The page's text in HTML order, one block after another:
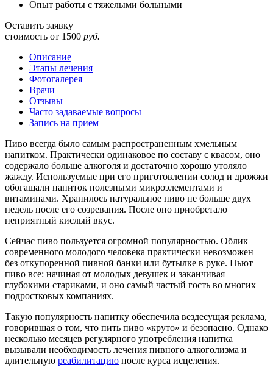
Опыт работы с тяжелыми больными
Оставить заявку
стоимость от 1500 руб.
Описание
Этапы лечения
Фотогалерея
Врачи
Отзывы
Часто задаваемые вопросы
Запись на прием
Пиво всегда было самым распространенным хмельным
напитком. Практически одинаковое по составу с квасом, оно
содержало больше алкоголя и достаточно хорошо утоляло
жажду. Используемые при его приготовлении солод и дрожжи
обогащали напиток полезными микроэлементами и
витаминами. Хранилось натуральное пиво не больше двух
недель после его созревания. После оно приобретало
неприятный кислый вкус.
Сейчас пиво пользуется огромной популярностью. Облик
современного молодого человека практически невозможен
без откупоренной пивной банки или бутылке в руке. Пьют
пиво все: начиная от молодых девушек и заканчивая
глубокими стариками, и оно самый частый гость во многих
подростковых компаниях.
Такую популярность напитку обеспечила вездесущая реклама,
говорившая о том, что пить пиво «круто» и безопасно. Однако
несколько месяцев регулярного употребления напитка
вызывали необходимость лечения пивного алкоголизма и
длительную реабилитацию после курса исцеления.